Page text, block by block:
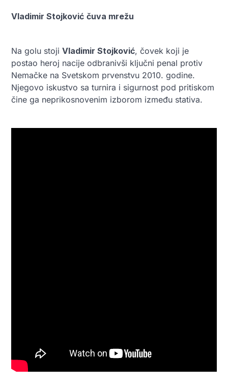
Vladimir Stojković čuva mrežu
Na golu stoji Vladimir Stojković, čovek koji je
postao heroj nacije odbranivši ključni penal protiv
Nemačke na Svetskom prvenstvu 2010. godine.
Njegovo iskustvo sa turnira i sigurnost pod pritiskom
čine ga neprikosnovenim izborom između stativa.